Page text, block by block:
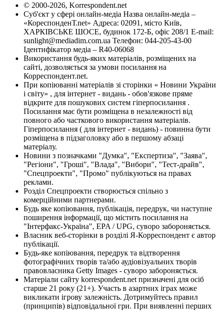
© 2000-2026, Korrespondent.net
Суб'єкт у сфері онлайн-медіа Назва онлайн-медіа –
«КореспонденТ.net» Адреса: 02091, місто Київ,
ХАРКІВСЬКЕ ШОСЕ, будинок 172-Б, офіс 208/1 E-mail:
sunlight@mediadim.com.ua Телефон: 044-205-43-00
Ідентифікатор медіа – R40-06068
Використання будь-яких матеріалів, розміщених на
сайті, дозволяється за умови посилання на
Корреспондент.net.
При копіюванні матеріалів зі сторінки « Новини України
і світу» , для інтернет - видань - обов'язкове пряме
відкрите для пошукових систем гіперпосилання .
Посилання має бути розміщена в незалежності від
повного або часткового використання матеріалів.
Гіперпосилання ( для інтернет - видань) - повинна бути
розміщена в підзаголовку або в першому абзаці
матеріалу.
Новини з позначками "Думка", "Експертиза", "Заява",
"Регіони", "Гроші", "Влада", "Вибори", "Тест-драйв",
"Спецпроекти", "Промо" публікуються на правах
реклами.
Розділ Спецпроекти створюється спільно з
комерційними партнерами.
Будь яке копіювання, публікація, передрук, чи наступне
поширення інформації, що містить посилання на
"Інтерфакс-Україна", EPA / UPG, суворо забороняється.
Власник веб-сторінки в розділі Я-Корреспондент є автор
публікації.
Будь-яке копіювання, передрук та відтворення
фотографічних творів та/або аудіовізуальних творів
правовласника Getty Images - суворо забороняється.
Матеріали сайту korrespondent.net призначені для осіб
старше 21 року (21+). Участь в азартних іграх може
викликати ігрову залежність. Дотримуйтесь правил
(принципів) відповідальної гри. При виявленні перших